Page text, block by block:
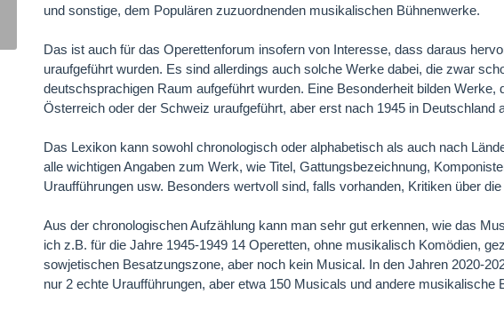
und sonstige, dem Populären zuzuordnenden musikalischen Bühnenwerke.
Das ist auch für das Operettenforum insofern von Interesse, dass daraus
uraufgeführt wurden. Es sind allerdings auch solche Werke dabei, die zwar
deutschsprachigen Raum aufgeführt wurden. Eine Besonderheit bilden
Österreich oder der Schweiz uraufgeführt, aber erst nach 1945 in Deutschland
Das Lexikon kann sowohl chronologisch oder alphabetisch als auch nach
alle wichtigen Angaben zum Werk, wie Titel, Gattungsbezeichnung,
Uraufführungen usw. Besonders wertvoll sind, falls vorhanden, Kritiken über
Aus der chronologischen Aufzählung kann man sehr gut erkennen, wie das
ich z.B. für die Jahre 1945-1949 14 Operetten, ohne musikalisch Komödien,
sowjetischen Besatzungszone, aber noch kein Musical. In den Jahren 2020-
nur 2 echte Uraufführungen, aber etwa 150 Musicals und andere musikalische